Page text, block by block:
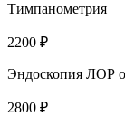
Тимпанометрия
2200 ₽
Эндоскопия ЛОР
2800 ₽